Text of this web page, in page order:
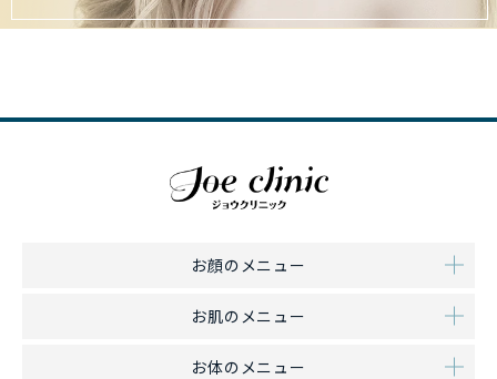
お顔のメニュー
お肌のメニュー
お体のメニュー